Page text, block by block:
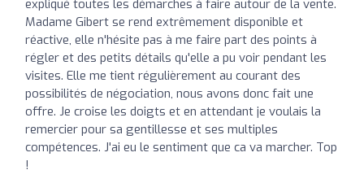
expliqué toutes les démarches à faire autour de la vente.
Madame Gibert se rend extrêmement disponible et
réactive, elle n'hésite pas à me faire part des points à
régler et des petits détails qu'elle a pu voir pendant les
visites. Elle me tient régulièrement au courant des
possibilités de négociation, nous avons donc fait une
offre. Je croise les doigts et en attendant je voulais la
remercier pour sa gentillesse et ses multiples
compétences. J'ai eu le sentiment que ca va marcher. Top
!